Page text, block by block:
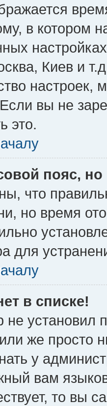
в котором
Киев и
настроек,
вы не
это.
пояс,
что
но время
для
в списке!
не установил
же просто
у
вам
то вы